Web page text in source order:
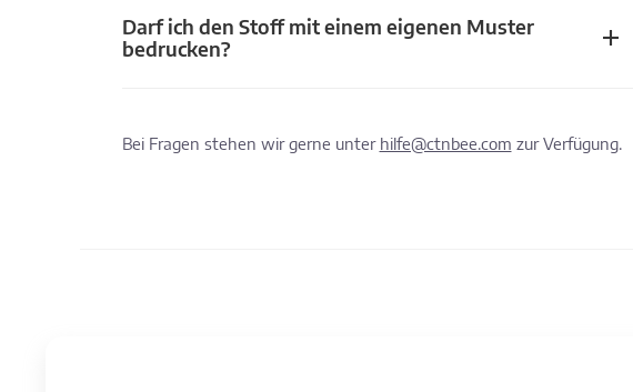
Darf ich den Stoff mit einem eigenen Muster
bedrucken?
Bei Fragen stehen wir gerne unter hilfe@ctnbee.com zur Verfügung.